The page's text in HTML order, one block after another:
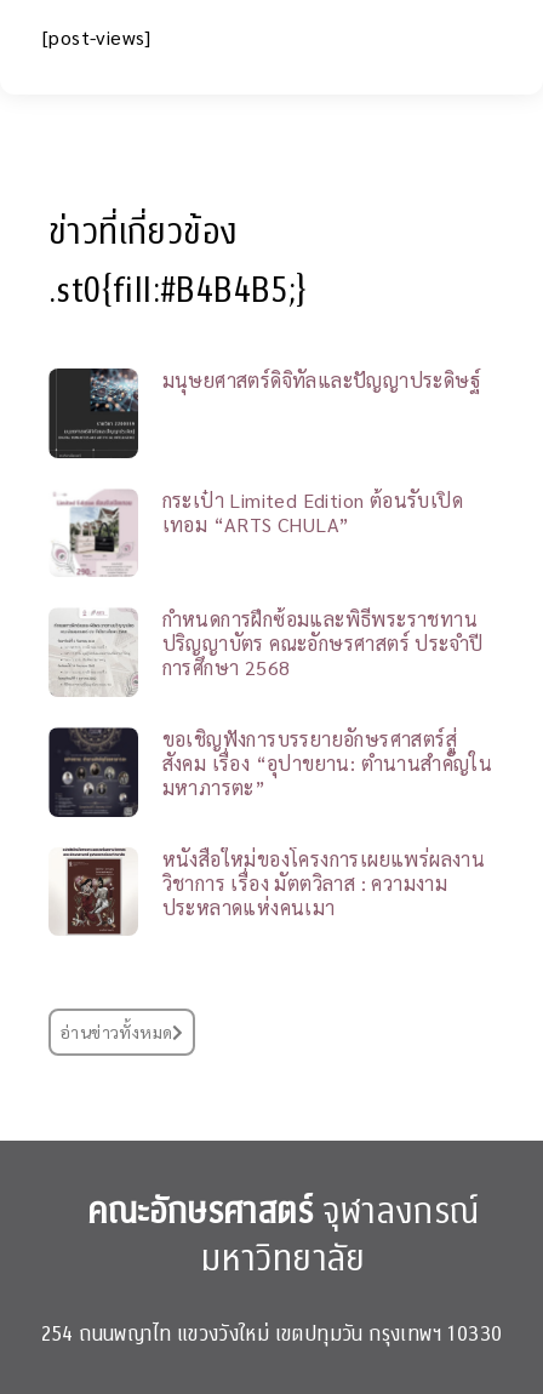
[post-views]
ข่าวที่เกี่ยวข้อง
.st0{fill:#B4B4B5;}
มนุษยศาสตร์ดิจิทัลและปัญญาประดิษฐ์
กระเป๋า Limited Edition ต้อนรับเปิด
เทอม “ARTS CHULA”
กำหนดการฝึกซ้อมและพิธีพระราชทาน
ปริญญาบัตร คณะอักษรศาสตร์ ประจำปี
การศึกษา 2568
ขอเชิญฟังการบรรยายอักษรศาสตร์สู่
สังคม เรื่อง “อุปาขยาน: ตำนานสำคัญใน
มหาภารตะ”
หนังสือใหม่ของโครงการเผยแพร่ผลงาน
วิชาการ เรื่อง มัตตวิลาส : ความงาม
ประหลาดแห่งคนเมา
อ่านข่าวทั้งหมด
คณะอักษรศาสตร์จุฬาลงกรณ์
มหาวิทยาลัย
254 ถนนพญาไท แขวงวังใหม่ เขตปทุมวัน กรุงเทพฯ 10330